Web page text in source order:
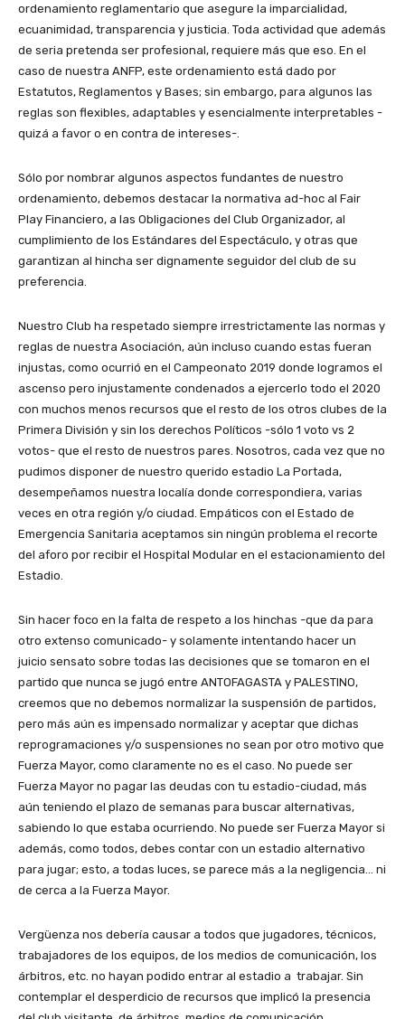
ordenamiento reglamentario que asegure la imparcialidad,
ecuanimidad, transparencia y justicia. Toda actividad que además
de seria pretenda ser profesional, requiere más que eso. En el
caso de nuestra ANFP, este ordenamiento está dado por
Estatutos, Reglamentos y Bases; sin embargo, para algunos las
reglas son flexibles, adaptables y esencialmente interpretables -
quizá a favor o en contra de intereses-.
Sólo por nombrar algunos aspectos fundantes de nuestro
ordenamiento, debemos destacar la normativa ad-hoc al Fair
Play Financiero, a las Obligaciones del Club Organizador, al
cumplimiento de los Estándares del Espectáculo, y otras que
garantizan al hincha ser dignamente seguidor del club de su
preferencia.
Nuestro Club ha respetado siempre irrestrictamente las normas y
reglas de nuestra Asociación, aún incluso cuando estas fueran
injustas, como ocurrió en el Campeonato 2019 donde logramos el
ascenso pero injustamente condenados a ejercerlo todo el 2020
con muchos menos recursos que el resto de los otros clubes de la
Primera División y sin los derechos Políticos -sólo 1 voto vs 2
votos- que el resto de nuestros pares. Nosotros, cada vez que no
pudimos disponer de nuestro querido estadio La Portada,
desempeñamos nuestra localía donde correspondiera, varias
veces en otra región y/o ciudad. Empáticos con el Estado de
Emergencia Sanitaria aceptamos sin ningún problema el recorte
del aforo por recibir el Hospital Modular en el estacionamiento del
Estadio.
Sin hacer foco en la falta de respeto a los hinchas -que da para
otro extenso comunicado- y solamente intentando hacer un
juicio sensato sobre todas las decisiones que se tomaron en el
partido que nunca se jugó entre ANTOFAGASTA y PALESTINO,
creemos que no debemos normalizar la suspensión de partidos,
pero más aún es impensado normalizar y aceptar que dichas
reprogramaciones y/o suspensiones no sean por otro motivo que
Fuerza Mayor, como claramente no es el caso. No puede ser
Fuerza Mayor no pagar las deudas con tu estadio-ciudad, más
aún teniendo el plazo de semanas para buscar alternativas,
sabiendo lo que estaba ocurriendo. No puede ser Fuerza Mayor si
además, como todos, debes contar con un estadio alternativo
para jugar; esto, a todas luces, se parece más a la negligencia… ni
de cerca a la Fuerza Mayor.
Vergüenza nos debería causar a todos que jugadores, técnicos,
trabajadores de los equipos, de los medios de comunicación, los
árbitros, etc. no hayan podido entrar al estadio a trabajar. Sin
contemplar el desperdicio de recursos que implicó la presencia